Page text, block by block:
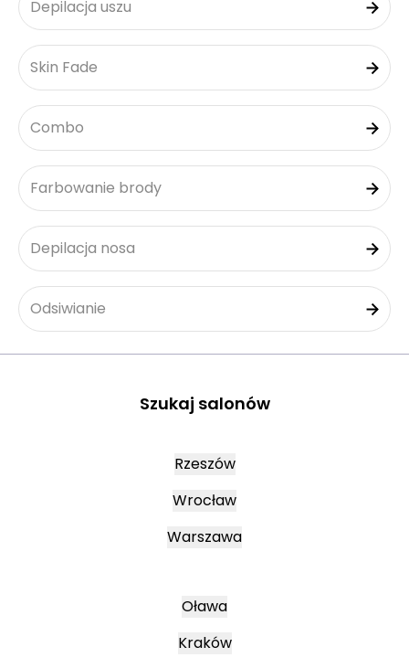
Depilacja uszu
Skin Fade
Combo
Farbowanie brody
Depilacja nosa
Odsiwianie
Szukaj salonów
Rzeszów
Wrocław
Warszawa
Oława
Kraków